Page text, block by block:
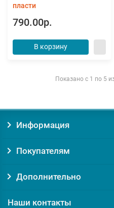
пласти
790.00р.
В корзину
Показано с 1 по 5
Информация
Покупателям
Дополнительно
Наши контакты